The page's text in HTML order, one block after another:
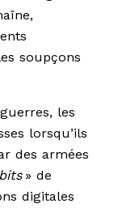
soupçons
les
lorsqu’ils
des armées
bits » de
digitales